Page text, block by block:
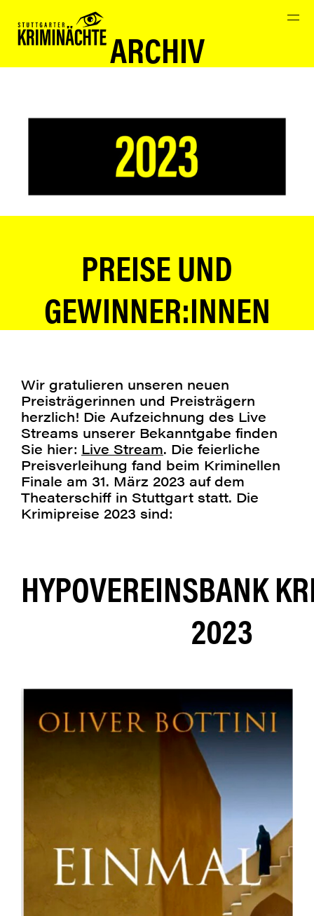
VEREIN
ARCHIV
ERÖFFNUNG
DER
STUTTGARTER
KRIMINÄCHTE
FREITAG 13. 03. 2026
ALTES SCHAUSPIELHAUS
18:00 Uhr
Einlass mit Sektempfang
18:30 Uhr
Feierliche Eröffnungmit
ARCHIV
PREISE UND
GEWINNER:INNEN
Wir gratulieren unseren neuen
Preisträgerinnen und Preisträgern
herzlich! Die Aufzeichnung des Live
Streams unserer Bekanntgabe finden
Sie hier: Live Stream. Die feierliche
Preisverleihung fand beim Kriminellen
Finale am 31. März 2023 auf dem
Theaterschiff in Stuttgart statt. Die
Krimipreise 2023 sind:
HYPOVEREINSBANK
2023